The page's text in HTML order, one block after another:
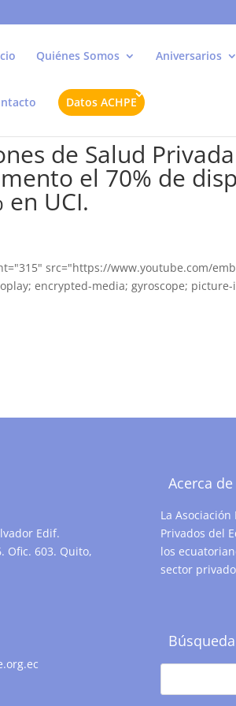
Quiénes Somos Aniversarios
Datos ACHPE
de Salud
el 70% de
en UCI.
src="https://www.youtube.com/
encrypted-media; gyroscope;
Edif.
Ofic. 603. Quito,
Acerca
La
Privados del
los
sector
Búsqueda